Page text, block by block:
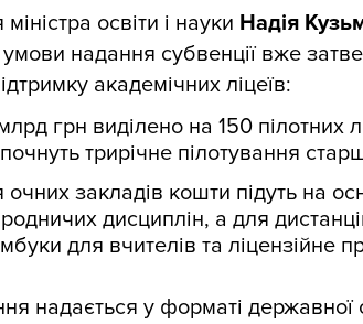
освіти і науки Надія
надання субвенції вже
академічних ліцеїв:
грн виділено на 150 пілотних
трирічне пілотування
очних закладів кошти підуть на
дисциплін, а для
для вчителів та ліцензійне
надається у форматі державної